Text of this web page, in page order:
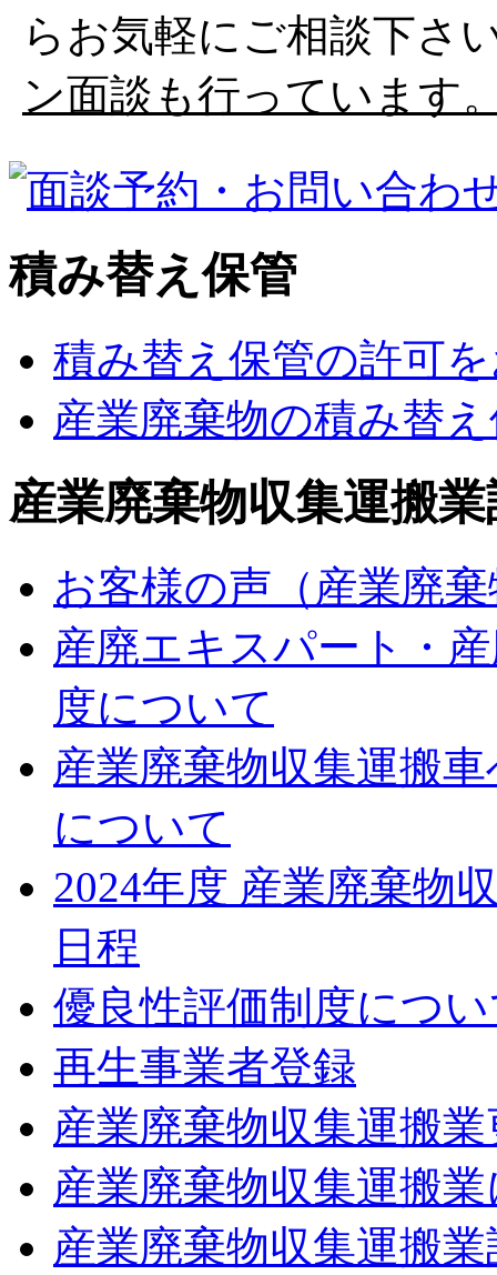
らお気軽にご相談下さ
ン面談も行っています
積み替え保管
積み替え保管の許可
産業廃棄物の積み替
産業廃棄物収集運搬
お客様の声（産業廃
産廃エキスパート・
度について
産業廃棄物収集運搬
について
2024年度 産業廃棄物
日程
優良性評価制度につ
再生事業者登録
産業廃棄物収集運搬
産業廃棄物収集運搬
産業廃棄物収集運搬